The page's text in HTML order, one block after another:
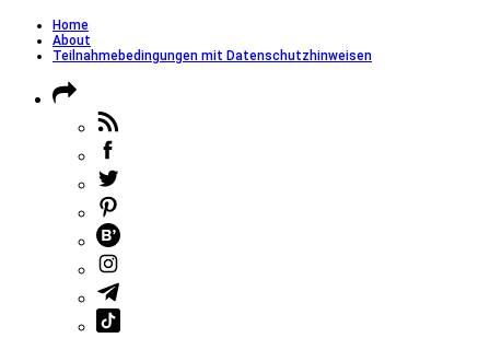
Home
About
Teilnahmebedingungen mit Datenschutzhinweisen